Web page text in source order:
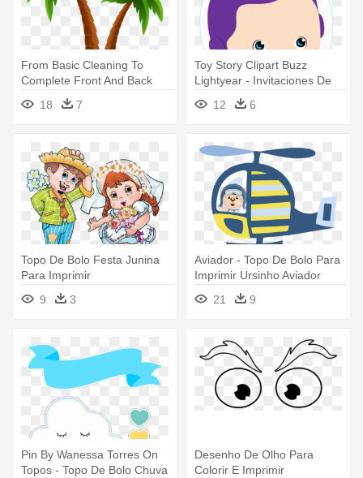
From Basic Cleaning To
Complete Front And Back
Yard - Topo De Bolo Moana
Para Imprimir
18 7
Toy Story Clipart Buzz
Lightyear - Invitaciones De
Toy Story Para Editar E
Imprimir Gratis
12 6
Topo De Bolo Festa Junina
Para Imprimir
9
3
Aviador - Topo De Bolo Para
Imprimir Ursinho Aviador
21
9
Pin By Wanessa Torres On
Topos - Topo De Bolo Chuva
Desenho De Olho Para
Colorir E Imprimir